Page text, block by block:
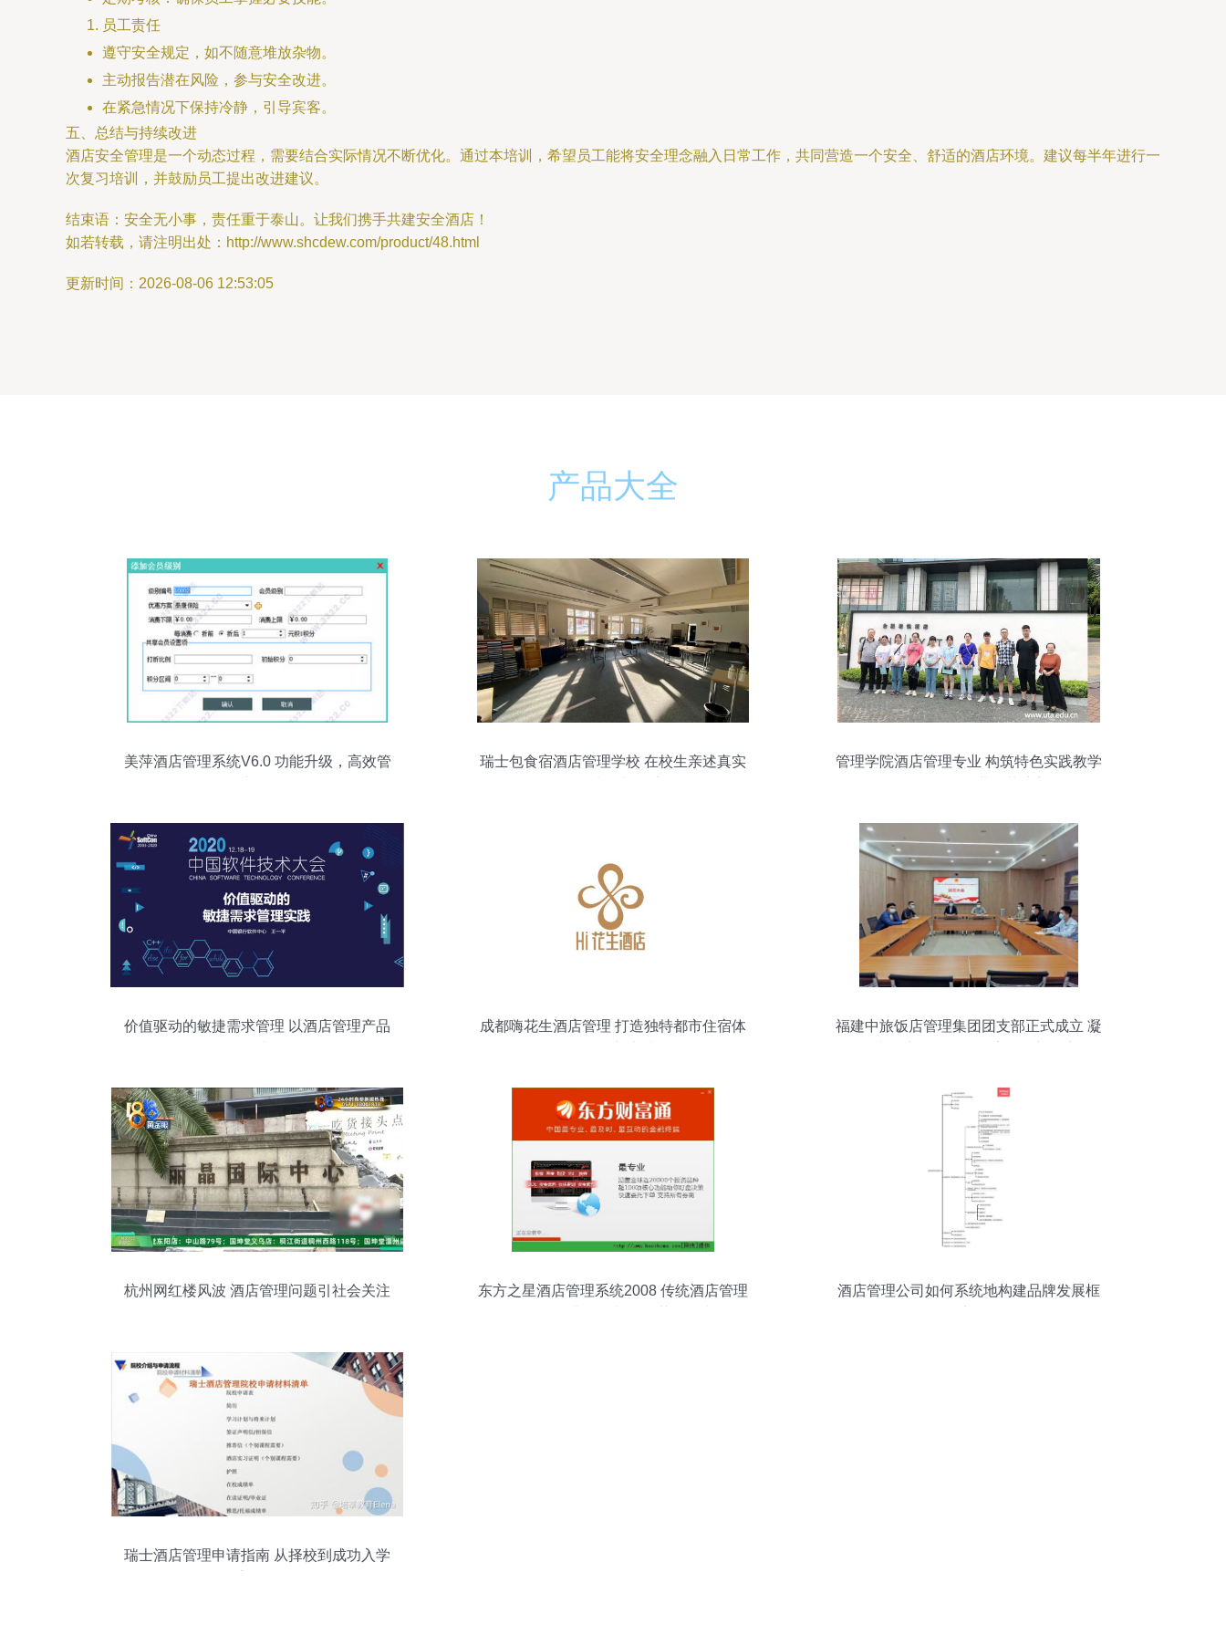
员工责任
遵守安全规定，如不随意堆放杂物。
主动报告潜在风险，参与安全改进。
在紧急情况下保持冷静，引导宾客。
五、总结与持续改进
酒店安全管理是一个动态过程，需要结合实际情况不断优化。通过本培训，希望员工能将安全理念融入日常工作，共同营造一个安全、舒适的酒店环境。建议每半年进行一
次复习培训，并鼓励员工提出改进建议。
结束语：安全无小事，责任重于泰山。让我们携手共建安全酒店！
如若转载，请注明出处：http://www.shcdew.com/product/48.html
更新时间：2026-08-06 12:53:05
产品大全
美萍酒店管理系统V6.0 功能升级，高效管
瑞士包食宿酒店管理学校 在校生亲述真实
管理学院酒店管理专业 构筑特色实践教学
价值驱动的敏捷需求管理 以酒店管理产品
成都嗨花生酒店管理 打造独特都市住宿体
福建中旅饭店管理集团团支部正式成立 凝
杭州网红楼风波 酒店管理问题引社会关注
东方之星酒店管理系统2008 传统酒店管理
酒店管理公司如何系统地构建品牌发展框
瑞士酒店管理申请指南 从择校到成功入学